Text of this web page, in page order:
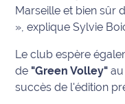
C'est
mon
Les
Coachs
Marseille et bien sûr
» , explique Sylvie
Le club espère
de "Green Volley"
succès de l'édition